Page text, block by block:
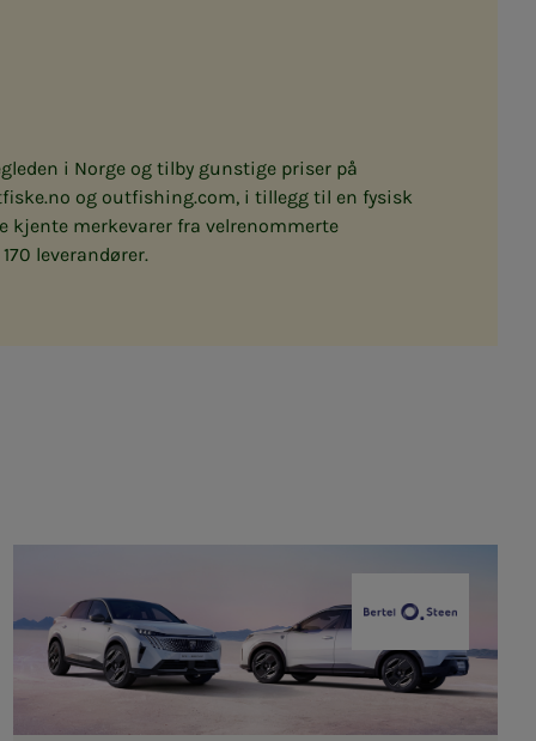
i Norge og tilby gunstige priser på
og outfishing.com, i tillegg til en fysisk
kjente merkevarer fra velrenommerte
leverandører.
Bertel O. Steen